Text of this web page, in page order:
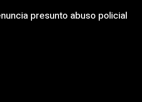
presunto abuso policial